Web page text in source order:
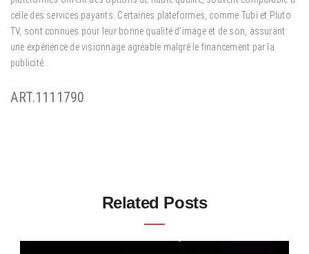
celle des services payants. Certaines plateformes, comme Tubi et Pluto
TV, sont connues pour leur bonne qualité d’image et de son, assurant
une expérience de visionnage agréable malgré le financement par la
publicité.
ART.1111790
Related Posts